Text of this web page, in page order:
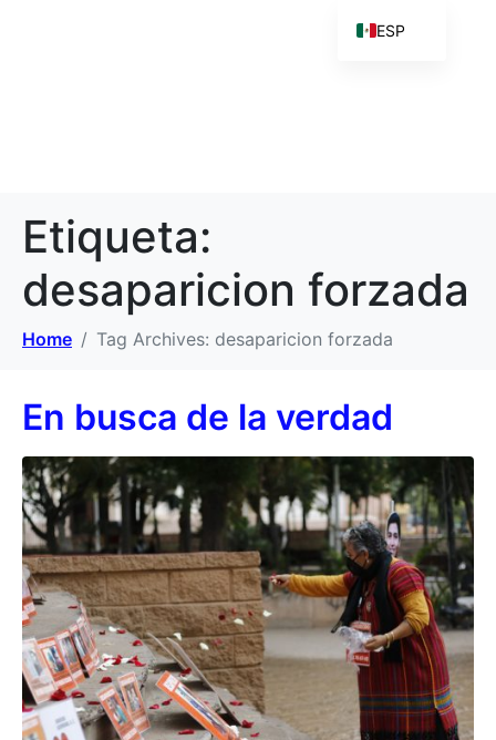
Etiqueta:
desaparicion forzada
Home Tag Archives: desaparicion forzada
En busca de la verdad
ESP